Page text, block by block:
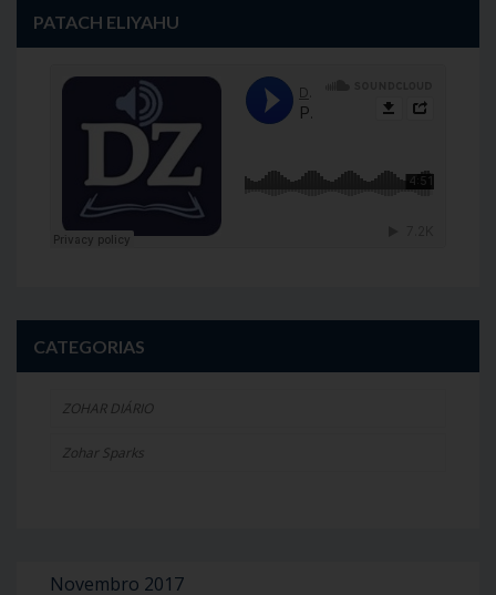
PATACH ELIYAHU
CATEGORIAS
ZOHAR DIÁRIO
Zohar Sparks
Novembro 2017